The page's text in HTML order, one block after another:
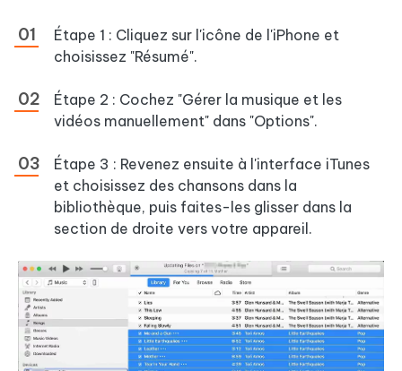
Étape 1 : Cliquez sur l'icône de l'iPhone et
choisissez "Résumé".
Étape 2 : Cochez "Gérer la musique et les
vidéos manuellement" dans "Options".
Étape 3 : Revenez ensuite à l'interface iTunes
et choisissez des chansons dans la
bibliothèque, puis faites-les glisser dans la
section de droite vers votre appareil.